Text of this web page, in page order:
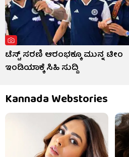
ಟೆಸ್ಟ್ ಸರಣಿ ಆರಂಭಕ್ಕೂ ಮುನ್ನ ಟೀಂ
ಇಂಡಿಯಾಕ್ಕೆ ಸಿಹಿ ಸುದ್ದಿ
Kannada Webstories